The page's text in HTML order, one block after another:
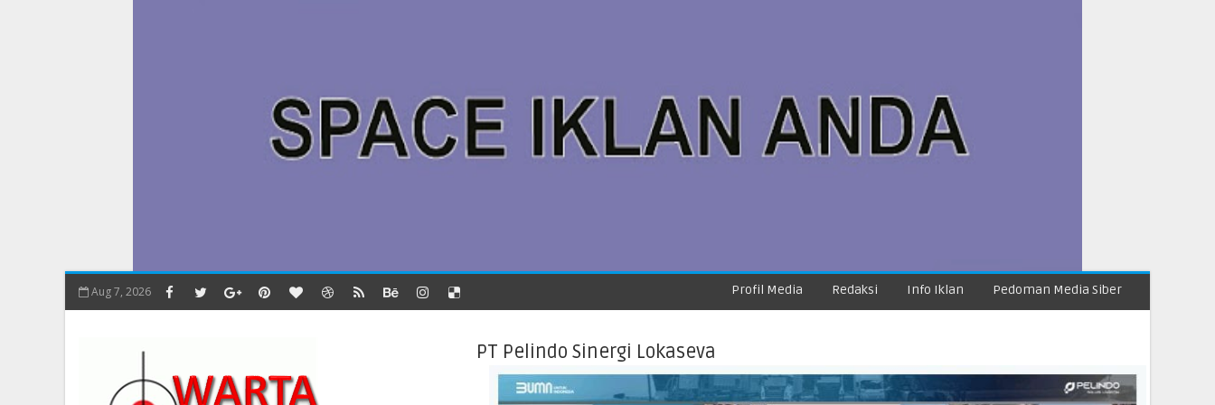
Aug 7, 2026 Profil Media Redaksi Info Iklan Pedoman Media Siber
PT Pelindo Sinergi Lokaseva